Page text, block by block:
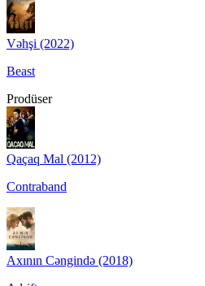
Vəhşi (2022)
Beast
Prodüser
Qaçaq Mal (2012)
Contraband
Axının Cəngində (2018)